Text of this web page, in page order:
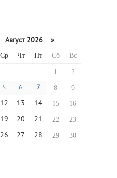
Август 2026 »
Ср Чт Пт Сб Вс
1 2
5 6 7 8 9
12 13 14 15 16
19 20 21 22 23
26 27 28 29 30